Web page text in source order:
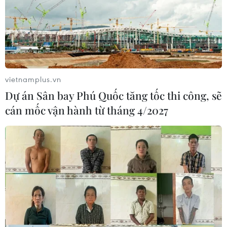
11/11/2021 03:21
Trung vệ Hà Nội FC gặp phải vấn đề ở cổ chân ở buổi
tập cuối cùng trước trận gặp Nhật Bản nên được huấn
luyện viên Park Hang-seo cho nghỉ, tránh gặp rủi ro.
vietnamplus.vn
Dự án Sân bay Phú Quốc tăng tốc thi công, sẽ
cán mốc vận hành từ tháng 4/2027